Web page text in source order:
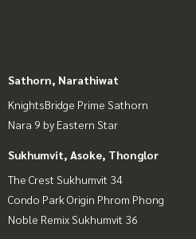
Sathorn, Narathiwat
KnightsBridge Prime Sathorn
Nara 9 by Eastern Star
Sukhumvit, Asoke, Thonglor
The Crest Sukhumvit 34
Condo Park Origin Phrom Phong
Noble Remix Sukhumvit 36